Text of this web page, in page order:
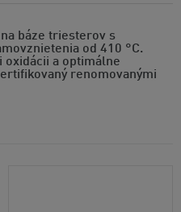
báze triesterov s
od 410 °C.
oxidácii a optimálne
renomovanými